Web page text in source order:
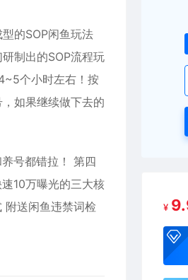
的SOP闲鱼玩法
制出的SOP流程玩
个小时左右！按
如果继续做下去的
号都错拉！ 第四
10万曝光的三大核
附送闲鱼违禁词检
¥